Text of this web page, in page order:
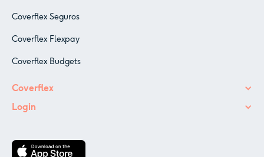
Coverflex Seguros
Coverflex Flexpay
Coverflex Budgets
Coverflex
Login